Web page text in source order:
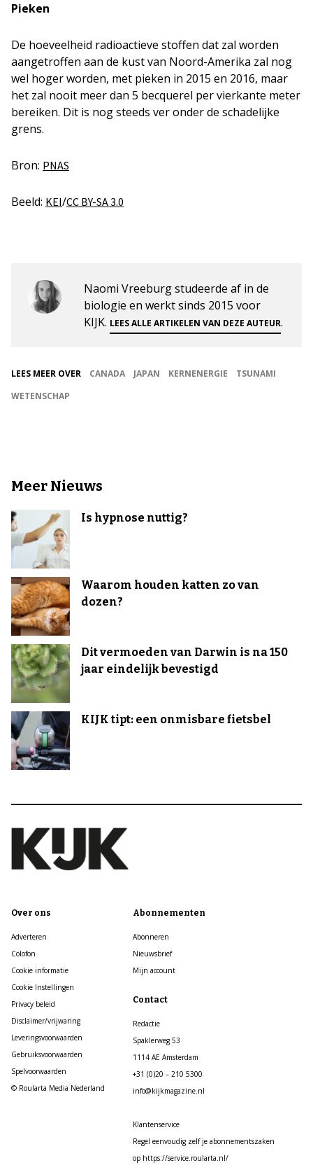
Pieken
De hoeveelheid radioactieve stoffen dat zal worden
aangetroffen aan de kust van Noord-Amerika zal nog
wel hoger worden, met pieken in 2015 en 2016, maar
het zal nooit meer dan 5 becquerel per vierkante meter
bereiken. Dit is nog steeds ver onder de schadelijke
grens.
Bron: PNAS
Beeld: KEI/CC BY-SA 3.0
Naomi Vreeburg studeerde af in de
biologie en werkt sinds 2015 voor
KIJK. LEES ALLE ARTIKELEN VAN DEZE AUTEUR.
LEES MEER OVER CANADA JAPAN KERNENERGIE
TSUNAMI
WETENSCHAP
Meer Nieuws
Is hypnose nuttig?
Waarom houden katten zo van
dozen?
Dit vermoeden van Darwin is na 150
jaar eindelijk bevestigd
KIJK tipt: een onmisbare fietsbel
Over ons
Adverteren
Colofon
Cookie informatie
Cookie Instellingen
Privacy beleid
Disclaimer/vrijwaring
Leveringsvoorwaarden
Gebruiksvoorwaarden
Spelvoorwaarden
© Roularta Media Nederland
Abonnementen
Abonneren
Nieuwsbrief
Mijn account
Contact
Redactie
Spaklerweg 53
1114 AE Amsterdam
+31 (0)20 – 210 5300
info@kijkmagazine.nl
Klantenservice
Regel eenvoudig zelf je abonnementszaken
op https://service.roularta.nl/